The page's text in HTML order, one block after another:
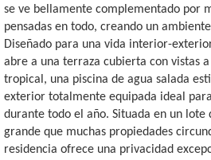
se ve bellamente complementado por
pensadas en todo, creando un
Diseñado para una vida interior-
abre a una terraza cubierta con vistas
tropical, una piscina de agua salada
exterior totalmente equipada ideal
durante todo el año. Situada en un lote
grande que muchas propiedades
residencia ofrece una privacidad